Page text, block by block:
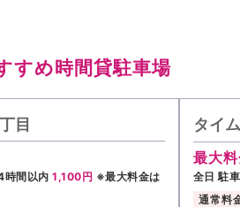
すめ時間貸駐車場
目
時間以内1,100円 ※最大料金は
タイ
最大
全日 駐
通常料